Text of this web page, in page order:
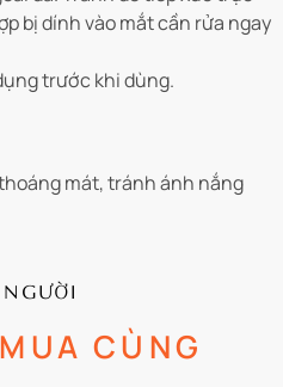
bị dính vào mắt cần rửa ngay
trước khi dùng.
mát, tránh ánh nắng
CÙNG